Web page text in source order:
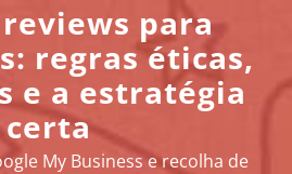
reviews para
regras éticas,
e a estratégia
certa
My Business e recolha de